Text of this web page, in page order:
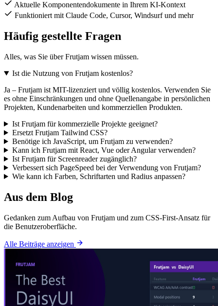
Aktuelle Komponentendokumente in Ihrem KI-Kontext
Funktioniert mit Claude Code, Cursor, Windsurf und mehr
Häufig gestellte Fragen
Alles, was Sie über Frutjam wissen müssen.
Ist die Nutzung von Frutjam kostenlos?
Ja – Frutjam ist MIT-lizenziert und völlig kostenlos. Verwenden Sie
es ohne Einschränkungen und ohne Quellenangabe in persönlichen
Projekten, Kundenarbeiten und kommerziellen Produkten.
Ist Frutjam für kommerzielle Projekte geeignet?
Ersetzt Frutjam Tailwind CSS?
Benötige ich JavaScript, um Frutjam zu verwenden?
Kann ich Frutjam mit React, Vue oder Angular verwenden?
Ist Frutjam für Screenreader zugänglich?
Verbessert sich PageSpeed ​​bei der Verwendung von Frutjam?
Wie kann ich Farben, Schriftarten und Radius anpassen?
Aus dem Blog
Gedanken zum Aufbau von Frutjam und zum CSS-First-Ansatz für
die Benutzeroberfläche.
Alle Beiträge anzeigen